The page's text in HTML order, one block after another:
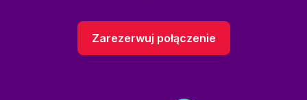
Zarezerwuj połączenie